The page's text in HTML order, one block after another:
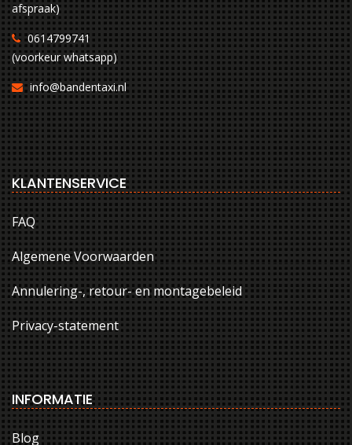
afspraak)
0614799741
(voorkeur whatsapp)
info@bandentaxi.nl
KLANTENSERVICE
FAQ
Algemene Voorwaarden
Annulering-, retour- en montagebeleid
Privacy-statement
INFORMATIE
Blog